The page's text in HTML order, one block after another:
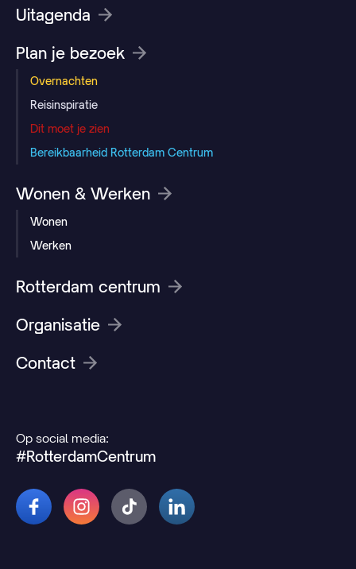
Uitagenda
Plan je bezoek
Overnachten
Reisinspiratie
Dit moet je zien
Bereikbaarheid Rotterdam Centrum
Wonen & Werken
Wonen
Werken
Rotterdam centrum
Organisatie
Contact
Op social media:
#RotterdamCentrum